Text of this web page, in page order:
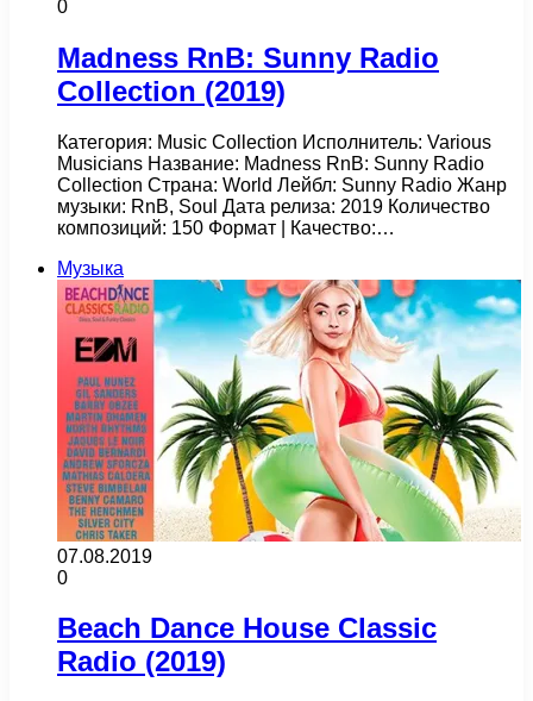
0
Madness RnB: Sunny Radio
Collection (2019)
Категория: Music Collection Исполнитель: Various
Musicians Название: Madness RnB: Sunny Radio
Collection Страна: World Лейбл: Sunny Radio Жанр
музыки: RnB, Soul Дата релиза: 2019 Количество
композиций: 150 Формат | Качество:…
Музыка
07.08.2019
0
Beach Dance House Classic
Radio (2019)